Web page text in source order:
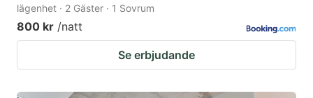
lägenhet · 2 Gäster · 1 Sovrum
800 kr /natt
Se erbjudande